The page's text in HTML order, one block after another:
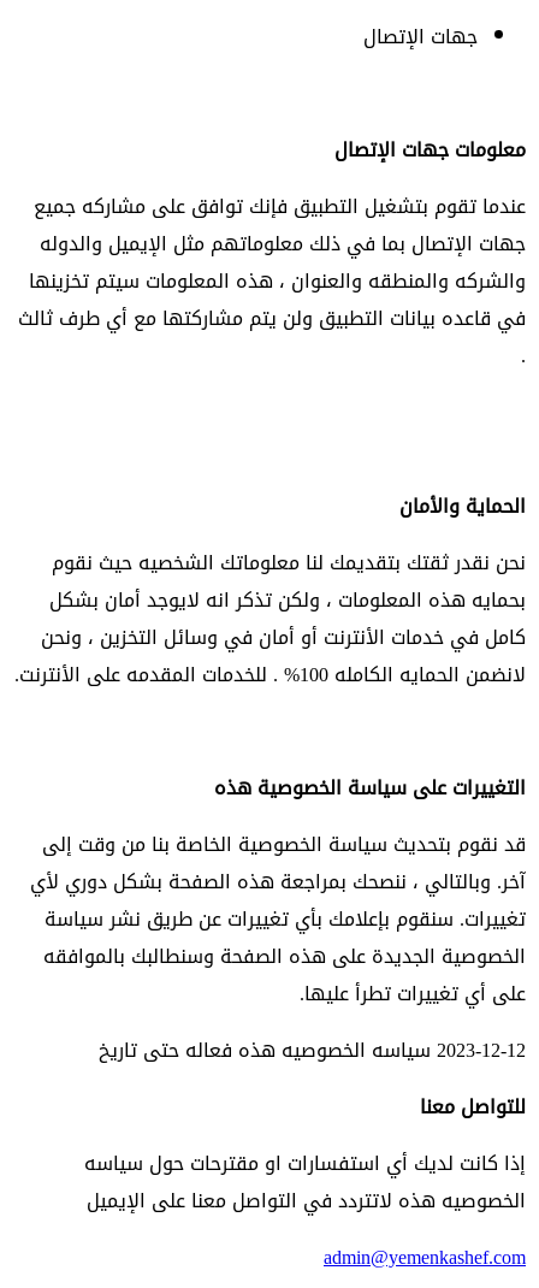
جهات الإتصال
معلومات جهات الإتصال
عندما تقوم بتشغيل التطبيق فإنك توافق على مشاركه جميع
جهات الإتصال بما في ذلك معلوماتهم مثل الإيميل والدوله
والشركه والمنطقه والعنوان ، هذه المعلومات سيتم تخزينها
في قاعده بيانات التطبيق ولن يتم مشاركتها مع أي طرف ثالث
.
الحماية والأمان
نحن نقدر ثقتك بتقديمك لنا معلوماتك الشخصيه حيث نقوم
بحمايه هذه المعلومات ، ولكن تذكر انه لايوجد أمان بشكل
كامل في خدمات الأنترنت أو أمان في وسائل التخزين ، ونحن
لانضمن الحمايه الكامله 100% . للخدمات المقدمه على الأنترنت.
التغييرات على سياسة الخصوصية هذه
قد نقوم بتحديث سياسة الخصوصية الخاصة بنا من وقت إلى
آخر. وبالتالي ، ننصحك بمراجعة هذه الصفحة بشكل دوري لأي
تغييرات. سنقوم بإعلامك بأي تغييرات عن طريق نشر سياسة
الخصوصية الجديدة على هذه الصفحة وسنطالبك بالموافقه
على أي تغييرات تطرأ عليها.
2023-12-12 سياسه الخصوصيه هذه فعاله حتى تاريخ
للتواصل معنا
إذا كانت لديك أي استفسارات او مقترحات حول سياسه
الخصوصيه هذه لاتتردد في التواصل معنا على الإيميل
admin@yemenkashef.com